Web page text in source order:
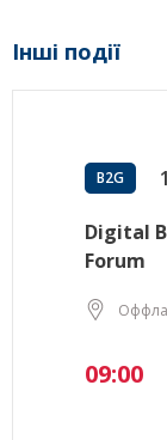
Інші події
B2G
Digital
Forum
09:00